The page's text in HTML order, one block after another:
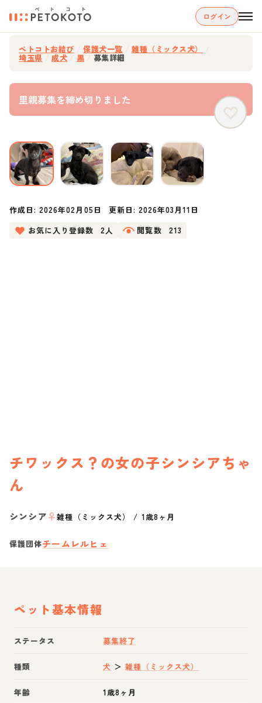
ログイン
ペトコトお結び 保護犬一覧 雑種（ミックス犬）
埼玉県 成犬 黒 募集詳細
里親募集を締め切りました
作成日:2026年02月05日 更新日: 2026年03月11日
お気に入り登録数
2人 閲覧数 213
チワックス？の女の子シンシアちゃ
ん
シンシア♀雑種（ミックス犬） / 1歳8ヶ月
保護団体チームレルヒェ
ペット基本情報
ステータス 募集終了
種類 犬 ＞雑種（ミックス犬）
年齢 1歳8ヶ月